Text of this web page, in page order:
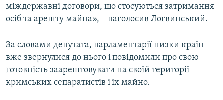
міждержавні договори, що стосуються затримання
осіб та арешту майна», – наголосив Логвинський.
За словами депутата, парламентарії низки країн
вже звернулися до нього і повідомили про свою
готовність заарештовувати на своїй території
кримських сепаратистів і їх майно.